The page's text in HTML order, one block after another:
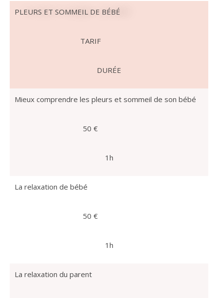
PLEURS ET SOMMEIL DE BÉBÉ
TARIF
DURÉE
Mieux comprendre les pleurs et sommeil de son bébé
50 €
1h
La relaxation de bébé
50 €
1h
La relaxation du parent